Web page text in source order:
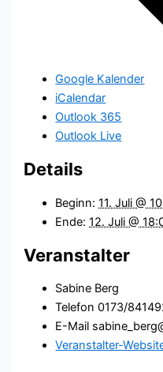
Google Kalender
iCalendar
Outlook 365
Outlook Live
Details
Beginn: 11. Juli @
Ende: 12. Juli @
Veranstalter
Sabine Berg
Telefon0173/
E-Mail
Veranstalter-